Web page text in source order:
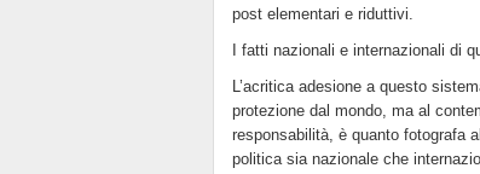
post elementari e riduttivi.
I fatti nazionali e internazionali di
L’acritica adesione a questo
protezione dal mondo, ma al
responsabilità, è quanto fotografa
politica sia nazionale che